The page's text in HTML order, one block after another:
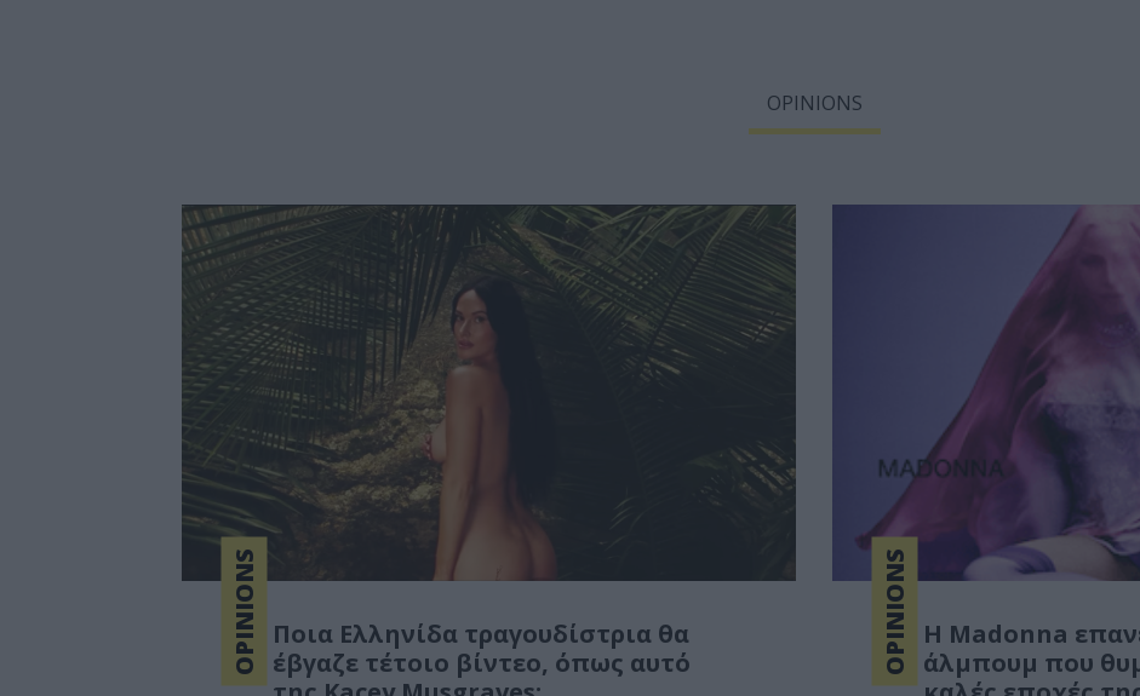
OPINIONS
OPINIONS
Ποια Ελληνίδα τραγουδίστρια θα
έβγαζε τέτοιο βίντεο, όπως αυτό
OPINIONS
Η Madonna
άλμπουμ που